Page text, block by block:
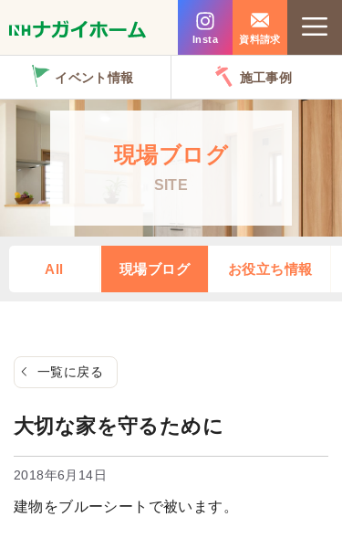
ン
プ
Insta 資料請求
イベント情報 施工事例
現場ブログ
SITE
All 現場ブログ お役立ち情報
一覧に戻る
大切な家を守るために
2018年6月14日
建物をブルーシートで被います。